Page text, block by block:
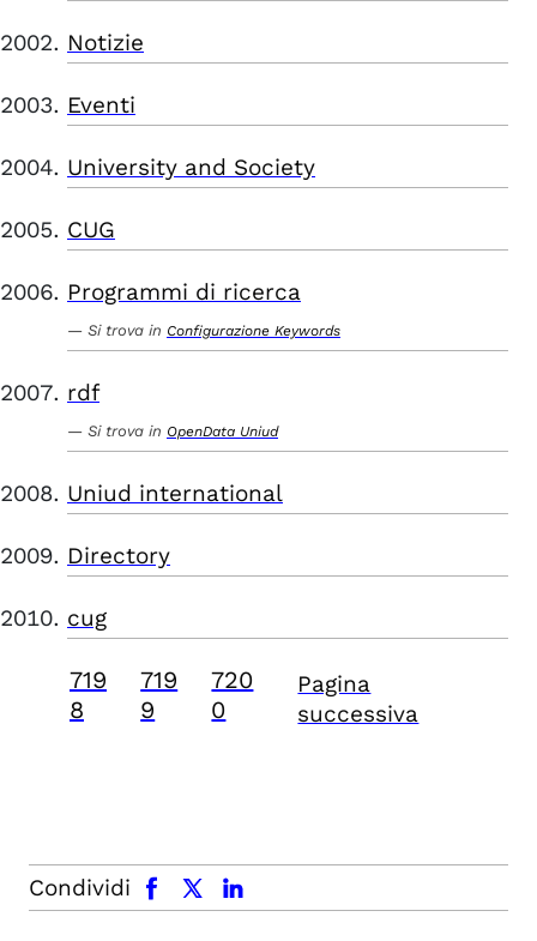
Notizie
Eventi
University and Society
CUG
Programmi di ricerca
Si trova in Configurazione Keywords
rdf
Si trova in OpenData Uniud
Uniud international
Directory
cug
719
8
719
9
720
0
Pagina
successiva
Condividi
facebook x.com linkedin